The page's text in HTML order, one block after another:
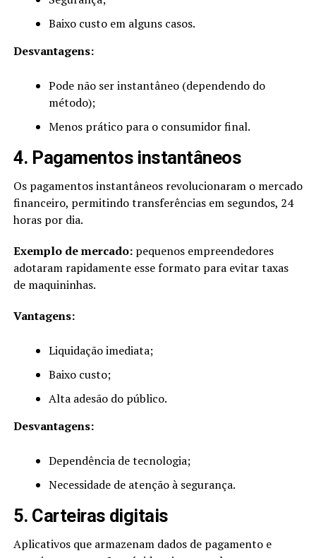
Baixo custo em alguns casos.
Desvantagens:
Pode não ser instantâneo (dependendo do
método);
Menos prático para o consumidor final.
4. Pagamentos instantâneos
Os pagamentos instantâneos revolucionaram o mercado
financeiro, permitindo transferências em segundos, 24
horas por dia.
Exemplo de mercado:pequenos empreendedores
adotaram rapidamente esse formato para evitar taxas
de maquininhas.
Vantagens:
Liquidação imediata;
Baixo custo;
Alta adesão do público.
Desvantagens:
Dependência de tecnologia;
Necessidade de atenção à segurança.
5. Carteiras digitais
Aplicativos que armazenam dados de pagamento e